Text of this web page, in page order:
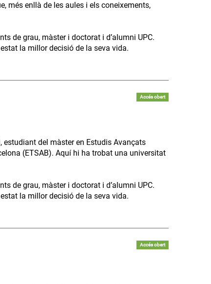
més enllà de les aules i els coneixements,
de grau, màster i doctorat i d’alumni UPC.
la millor decisió de la seva vida.
Accés obert
estudiant del màster en Estudis Avançats
(ETSAB). Aquí hi ha trobat una universitat
de grau, màster i doctorat i d’alumni UPC.
la millor decisió de la seva vida.
Accés obert